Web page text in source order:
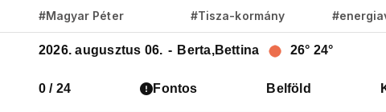
#Magyar Péter #Tisza-kormány
2026. augusztus 06. - Berta,Bettina 26° 24°
0 / 24 Fontos Belföld